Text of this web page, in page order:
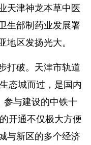
津神龙本草中医
生部制药业发展署
区发扬光大。
破。天津市轨道
态城而过，是国内
参与建设的中铁十
开通不仅极大方便
与新区的多个经济